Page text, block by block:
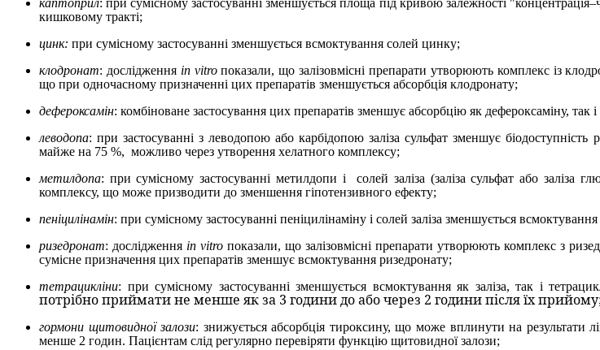
кишковому тракті;
цинк: при сумісному застосуванні зменшується всмоктування солей цинку;
клодронат: дослідження in vitroпоказали, що залізовмісні препарати утворюють комплекс із
що при одночасному призначенні цих препаратів зменшується абсорбція клодронату;
дефероксамін: комбіноване застосування цих препаратів зменшує абсорбцію як дефероксаміну, так
леводопа: при застосуванні з леводопою або карбідопою заліза сульфат зменшує
майже на 75 %, можливо через утворення хелатного комплексу;
метилдопа: при сумісному застосуванні метилдопи і
солей заліза (заліза сульфат або заліза
комплексу, що може призводити до зменшення гіпотензивного ефекту;
пеніцилінамін: при сумісному застосуванні пеніцилінаміну і солей заліза зменшується всмоктування
ризедронат: дослідження in vitro показали, що залізовмісні препарати утворюють комплекс з
сумісне призначення цих препаратів зменшує всмоктування ризедронату;
тетрацикліни: при сумісному застосуванні зменшується всмоктування як заліза, так і
потрібно приймати не менше як за 3 години до або через 2 години після їх
гормони щитовидної залози: знижується абсорбція тироксину, що може вплинути на результати
менше 2 годин. Пацієнтам слід регулярно перевіряти функцію щитовидної залози;